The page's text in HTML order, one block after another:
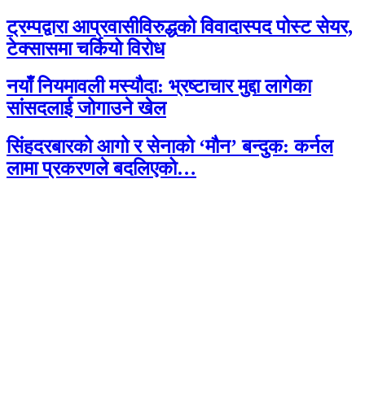
ट्रम्पद्वारा आप्रवासीविरुद्धको विवादास्पद पोस्ट सेयर,
टेक्सासमा चर्कियो विरोध
नयाँ नियमावली मस्यौदा: भ्रष्टाचार मुद्दा लागेका
सांसदलाई जोगाउने खेल
सिंहदरबारको आगो र सेनाको ‘मौन’ बन्दुक: कर्नल
लामा प्रकरणले बदलिएको…